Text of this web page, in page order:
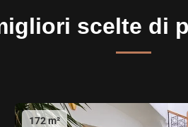
scelte di
172 m²